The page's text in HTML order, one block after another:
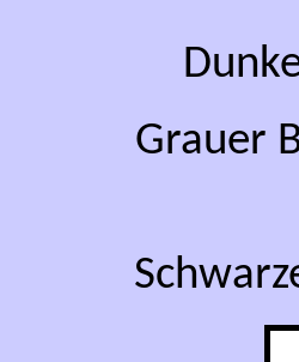
Grauer